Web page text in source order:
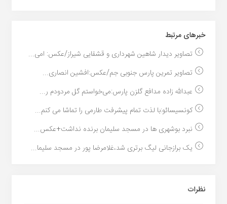
خبر‌های مرتبط
تصاویر دیدار شاهین شهرداری و قشقایی شیراز/عکس: امی...
تصاویر تمرین پارس جنوبی جم/عکس:افشین انصاری...
عبدالله زاده مدافع گلزن پارس:می‌خواستم گل مردودم ر...
کونسیسائو:با لذت تمام پیشرفت طارمی را تماشا می کنم...
نبرد بوشهری ها در مسجد سلیمان برنده نداشت+عکس...
یک برازجانی لیگ برتری شد،غلامرضا پور در مسجد سلیما...
نظرات